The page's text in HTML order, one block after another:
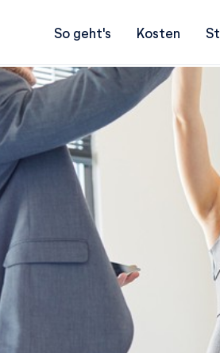
So geht's Kosten